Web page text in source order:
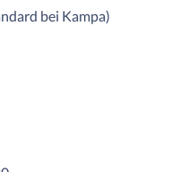
bei Kampa)